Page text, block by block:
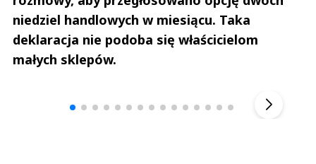
niedziel handlowych w miesiącu. Taka
deklaracja nie podoba się właścicielom
małych sklepów.